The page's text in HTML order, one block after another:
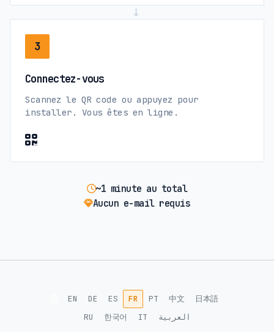
→
3
Connectez-vous
Scannez le QR code ou appuyez pour
installer. Vous êtes en ligne.
~1 minute au total
Aucun e-mail requis
EN DE ES FR PT 中文
日本語
RU
한국어 IT العربية